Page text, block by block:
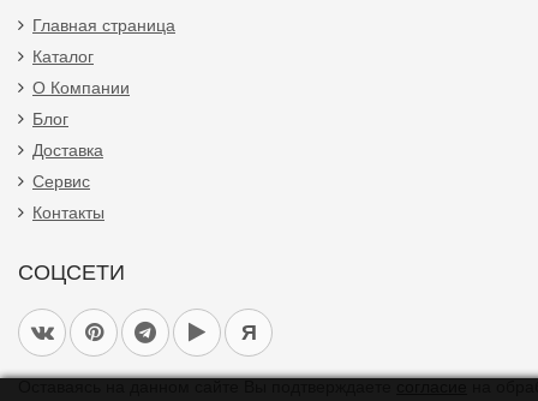
Главная страница
Каталог
О Компании
Блог
Доставка
Сервис
Контакты
СОЦСЕТИ
Я